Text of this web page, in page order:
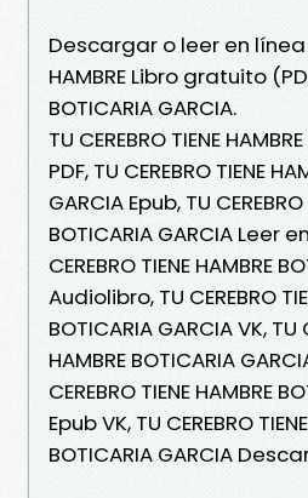
Descargar o leer en línea
HAMBRE Libro gratuito
BOTICARIA GARCIA.
TU CEREBRO TIENE
PDF, TU CEREBRO TIENE
GARCIA Epub, TU CEREBRO
BOTICARIA GARCIA Leer
CEREBRO TIENE HAMBRE
Audiolibro, TU CEREBRO
BOTICARIA GARCIA VK, TU
HAMBRE BOTICARIA
CEREBRO TIENE HAMBRE
Epub VK, TU CEREBRO
BOTICARIA GARCIA